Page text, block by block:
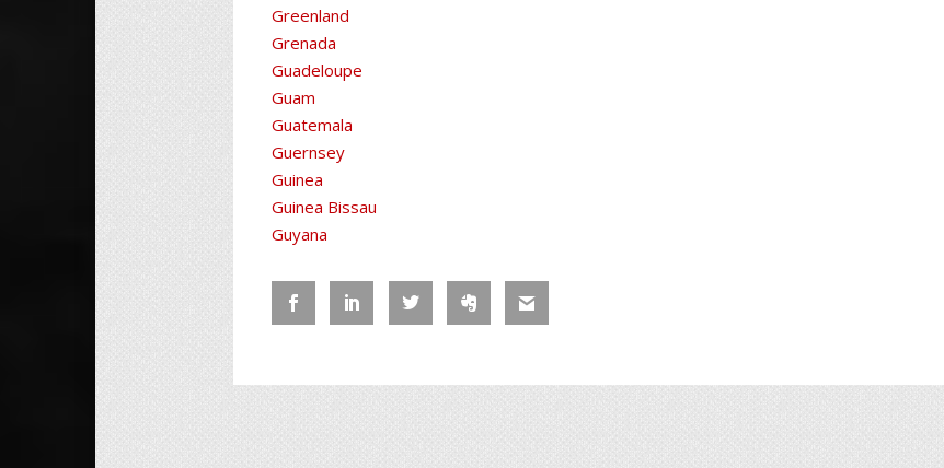
Greenland
Grenada
Guadeloupe
Guam
Guatemala
Guernsey
Guinea
Guinea Bissau
Guyana